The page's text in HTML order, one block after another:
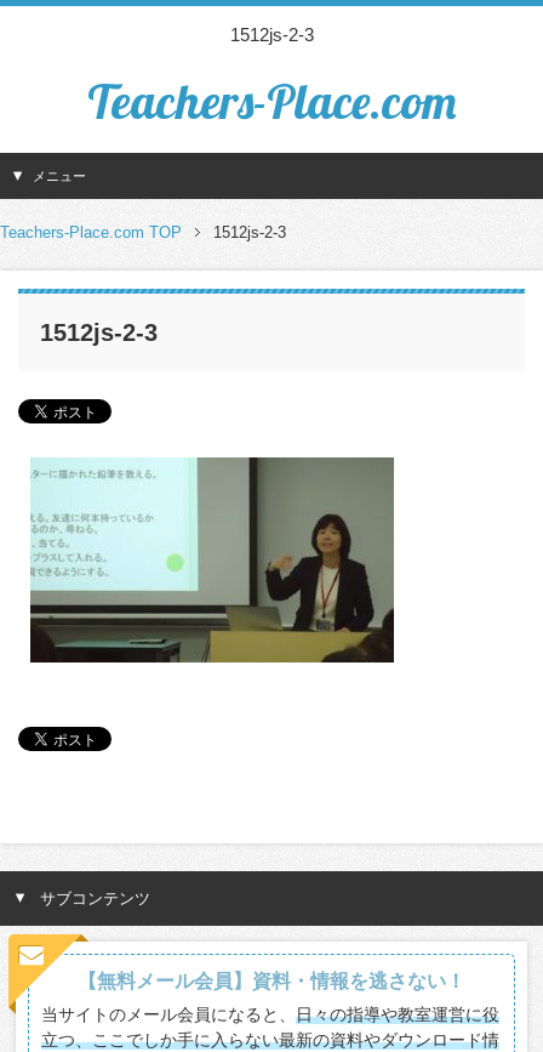
1512js-2-3
Teachers-Place.com
メニュー
Teachers-Place.com TOP 1512js-2-3
1512js-2-3
サブコンテンツ
【無料メール会員】資料・情報を逃さない！
当サイトのメール会員になると、日々の指導や教室運営に役
立つ、ここでしか手に入らない最新の資料やダウンロード情